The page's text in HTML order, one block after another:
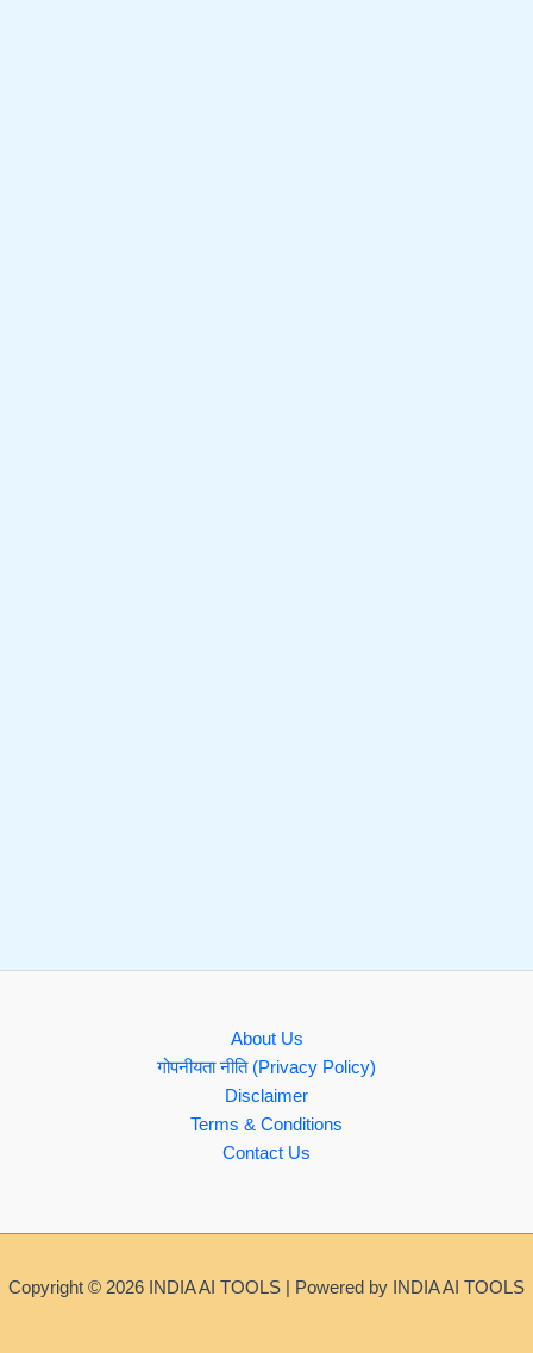
About Us
गोपनीयता नीति (Privacy Policy)
Disclaimer
Terms & Conditions
Contact Us
Copyright © 2026 INDIA AI TOOLS | Powered by INDIA AI TOOLS